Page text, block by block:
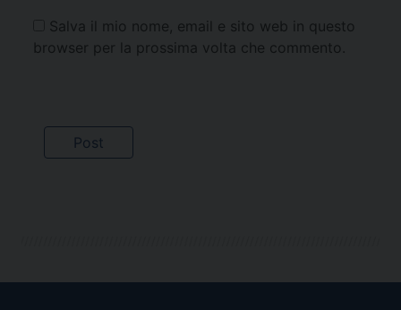
Salva il mio nome, email e sito web in questo
browser per la prossima volta che commento.